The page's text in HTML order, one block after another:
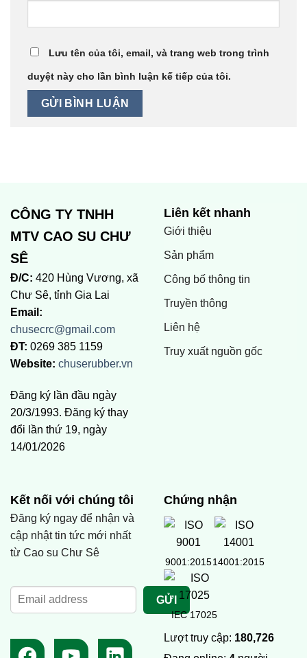
Lưu tên của tôi, email, và trang web trong trình
duyệt này cho lần bình luận kế tiếp của tôi.
CÔNG TY TNHH
MTV CAO SU CHƯ
SÊ
Đ/C: 420 Hùng Vương, xã
Chư Sê, tỉnh Gia Lai
Email:
chusecrc@gmail.com
ĐT: 0269 385 1159
Website: chuserubber.vn
Đăng ký lần đầu ngày
20/3/1993. Đăng ký thay
đổi lần thứ 19, ngày
14/01/2026
Liên kết nhanh
Giới thiệu
Sản phẩm
Công bố thông tin
Truyền thông
Liên hệ
Truy xuất nguồn gốc
Kết nối với chúng tôi
Đăng ký ngay để nhận và
cập nhật tin tức mới nhất
từ Cao su Chư Sê
Chứng nhận
9001:201514001:2015
IEC 17025
Lượt truy cập: 180,726